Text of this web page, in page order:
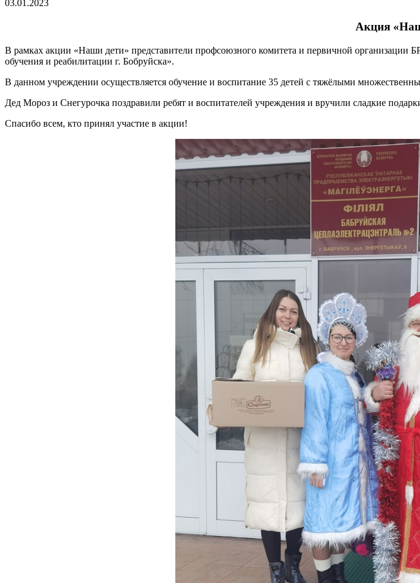
03.01.2023
Акция
В рамках акции «Наши дети» представители профсоюзного комитета и первичной
обучения и реабилитации г. Бобруйска».
В данном учреждении осуществляется обучение и воспитание 35 детей с тяжёлыми
Дед Мороз и Снегурочка поздравили ребят и воспитателей учреждения и вручили сладкие
Спасибо всем, кто принял участие в акции!